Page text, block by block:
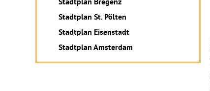
Stadtplan St. Pölten
Stadtplan Eisenstadt
Stadtplan Amsterdam